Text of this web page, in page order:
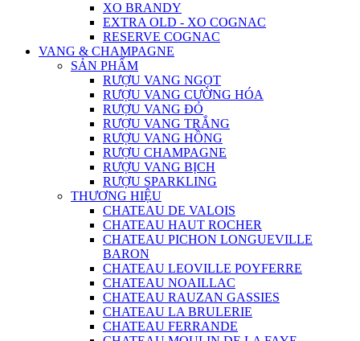
XO BRANDY
EXTRA OLD - XO COGNAC
RESERVE COGNAC
VANG & CHAMPAGNE
SẢN PHẨM
RƯỢU VANG NGỌT
RƯỢU VANG CƯỜNG HÓA
RƯỢU VANG ĐỎ
RƯỢU VANG TRẮNG
RƯỢU VANG HỒNG
RƯỢU CHAMPAGNE
RƯỢU VANG BỊCH
RƯỢU SPARKLING
THƯƠNG HIỆU
CHATEAU DE VALOIS
CHATEAU HAUT ROCHER
CHATEAU PICHON LONGUEVILLE
BARON
CHATEAU LEOVILLE POYFERRE
CHATEAU NOAILLAC
CHATEAU RAUZAN GASSIES
CHATEAU LA BRULERIE
CHATEAU FERRANDE